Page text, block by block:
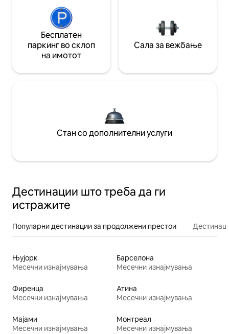
Бесплатен
паркинг во склоп
на имотот
Сала за вежбање
Стан со дополнителни услуги
Дестинации што треба да ги
истражите
Популарни дестинации за продолжени престои
Њујорк
Месечни изнајмувања
Барселона
Месечни изнајмувања
Фиренца
Месечни изнајмувања
Атина
Месечни изнајмувања
Мајами
Месечни изнајмувања
Монтреал
Месечни изнајмувања